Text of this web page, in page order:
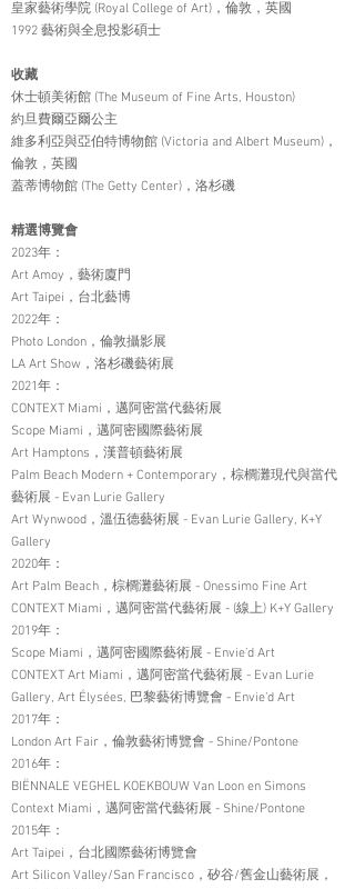
皇家藝術學院 (Royal College of Art)，倫敦，英國
1992 藝術與全息投影碩士
收藏
休士頓美術館 (The Museum of Fine Arts, Houston)
約旦費爾亞爾公主
維多利亞與亞伯特博物館 (Victoria and Albert Museum)，
倫敦，英國
蓋蒂博物館 (The Getty Center)，洛杉磯
精選博覽會
2023年：
Art Amoy，藝術廈門
Art Taipei，台北藝博
2022年：
Photo London，倫敦攝影展
LA Art Show，洛杉磯藝術展
2021年：
CONTEXT Miami，邁阿密當代藝術展
Scope Miami，邁阿密國際藝術展
Art Hamptons，漢普頓藝術展
Palm Beach Modern + Contemporary，棕櫚灘現代與當代
藝術展 - Evan Lurie Gallery
Art Wynwood，溫伍德藝術展 - Evan Lurie Gallery, K+Y
Gallery
2020年：
Art Palm Beach，棕櫚灘藝術展 - Onessimo Fine Art
CONTEXT Miami，邁阿密當代藝術展 - (線上) K+Y Gallery
2019年：
Scope Miami，邁阿密國際藝術展 - Envie’d Art
CONTEXT Art Miami，邁阿密當代藝術展 - Evan Lurie
Gallery, Art Élysées, 巴黎藝術博覽會 - Envie’d Art
2017年：
London Art Fair，倫敦藝術博覽會 - Shine/Pontone
2016年：
BIËNNALE VEGHEL KOEKBOUW Van Loon en Simons
Context Miami，邁阿密當代藝術展 - Shine/Pontone
2015年：
Art Taipei，台北國際藝術博覽會
Art Silicon Valley/San Francisco，矽谷/舊金山藝術展，